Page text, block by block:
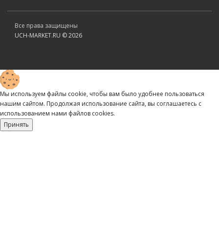
Все права защищены
UCH-MARKET.RU © 2026
Мы используем файлы cookie, чтобы вам было удобнее пользоваться
нашим сайтом. Продолжая использование сайта, вы соглашаетесь c
использованием нами файлов cookies.
Принять